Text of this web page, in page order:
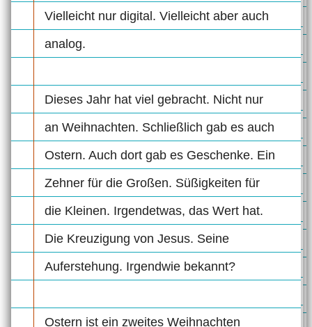
Vielleicht nur digital. Vielleicht aber auch
analog.
Dieses Jahr hat viel gebracht. Nicht nur
an Weihnachten. Schließlich gab es auch
Ostern. Auch dort gab es Geschenke. Ein
Zehner für die Großen. Süßigkeiten für
die Kleinen. Irgendetwas, das Wert hat.
Die Kreuzigung von Jesus. Seine
Auferstehung. Irgendwie bekannt?
Ostern ist ein zweites Weihnachten